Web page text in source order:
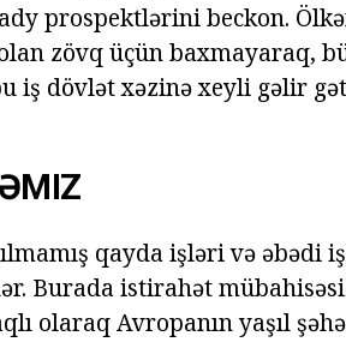
prospektlərini beckon.
zövq üçün baxmayaraq,
iş dövlət xəzinə xeyli gəlir
qayda işləri və əbədi
Burada istirahət
olaraq Avropanın yaşıl